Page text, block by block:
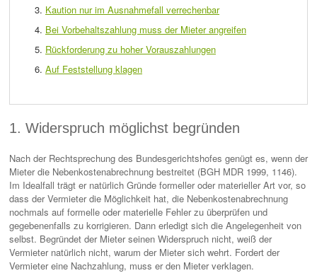
Kaution nur im Ausnahmefall verrechenbar
Bei Vorbehaltszahlung muss der Mieter angreifen
Rückforderung zu hoher Vorauszahlungen
Auf Feststellung klagen
1. Widerspruch möglichst begründen
Nach der Rechtsprechung des Bundesgerichtshofes genügt es, wenn der
Mieter die Nebenkostenabrechnung bestreitet (BGH MDR 1999, 1146).
Im Idealfall trägt er natürlich Gründe formeller oder materieller Art vor, so
dass der Vermieter die Möglichkeit hat, die Nebenkostenabrechnung
nochmals auf formelle oder materielle Fehler zu überprüfen und
gegebenenfalls zu korrigieren. Dann erledigt sich die Angelegenheit von
selbst. Begründet der Mieter seinen Widerspruch nicht, weiß der
Vermieter natürlich nicht, warum der Mieter sich wehrt. Fordert der
Vermieter eine Nachzahlung, muss er den Mieter verklagen.